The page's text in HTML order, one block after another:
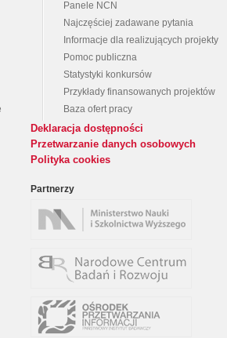
Panele NCN
Najczęściej zadawane pytania
Informacje dla realizujących projekty
Pomoc publiczna
Statystyki konkursów
Przykłady finansowanych projektów
Baza ofert pracy
Deklaracja dostępności
Przetwarzanie danych osobowych
Polityka cookies
Partnerzy